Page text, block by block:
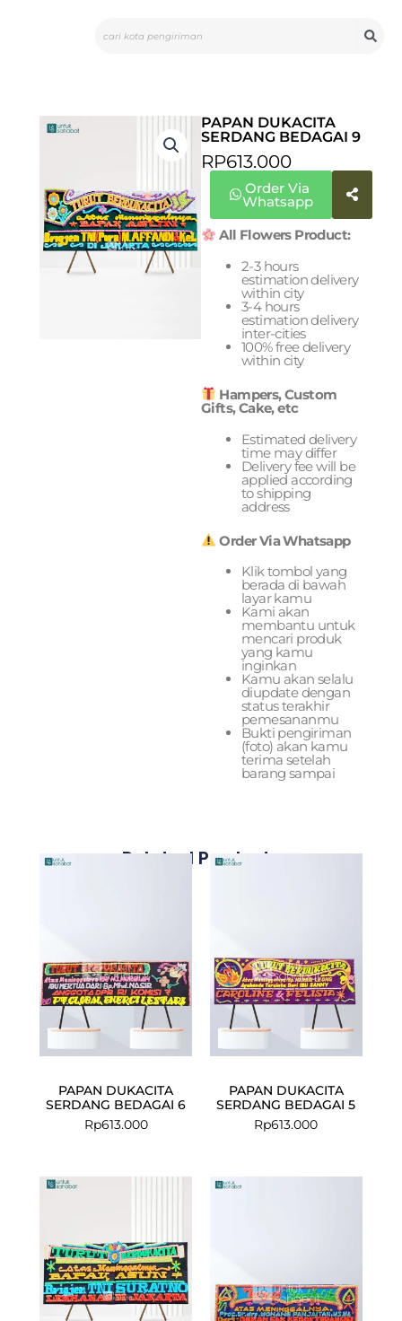
PAPAN DUKACITA
SERDANG BEDAGAI 9
RP613.000
Order Via
Whatsapp
All Flowers Product:
2-3 hours
estimation delivery
within city
3-4 hours
estimation delivery
inter-cities
100% free delivery
within city
Hampers, Custom
Gifts, Cake, etc
Estimated delivery
time may differ
Delivery fee will be
applied according
to shipping
address
Order Via Whatsapp
Klik tombol yang
berada di bawah
layar kamu
Kami akan
membantu untuk
mencari produk
yang kamu
inginkan
Kamu akan selalu
diupdate dengan
status terakhir
pemesananmu
Bukti pengiriman
(foto) akan kamu
terima setelah
barang sampai
Related Products
PAPAN DUKACITA
SERDANG BEDAGAI 6
Rp613.000
PAPAN DUKACITA
SERDANG BEDAGAI 5
Rp613.000